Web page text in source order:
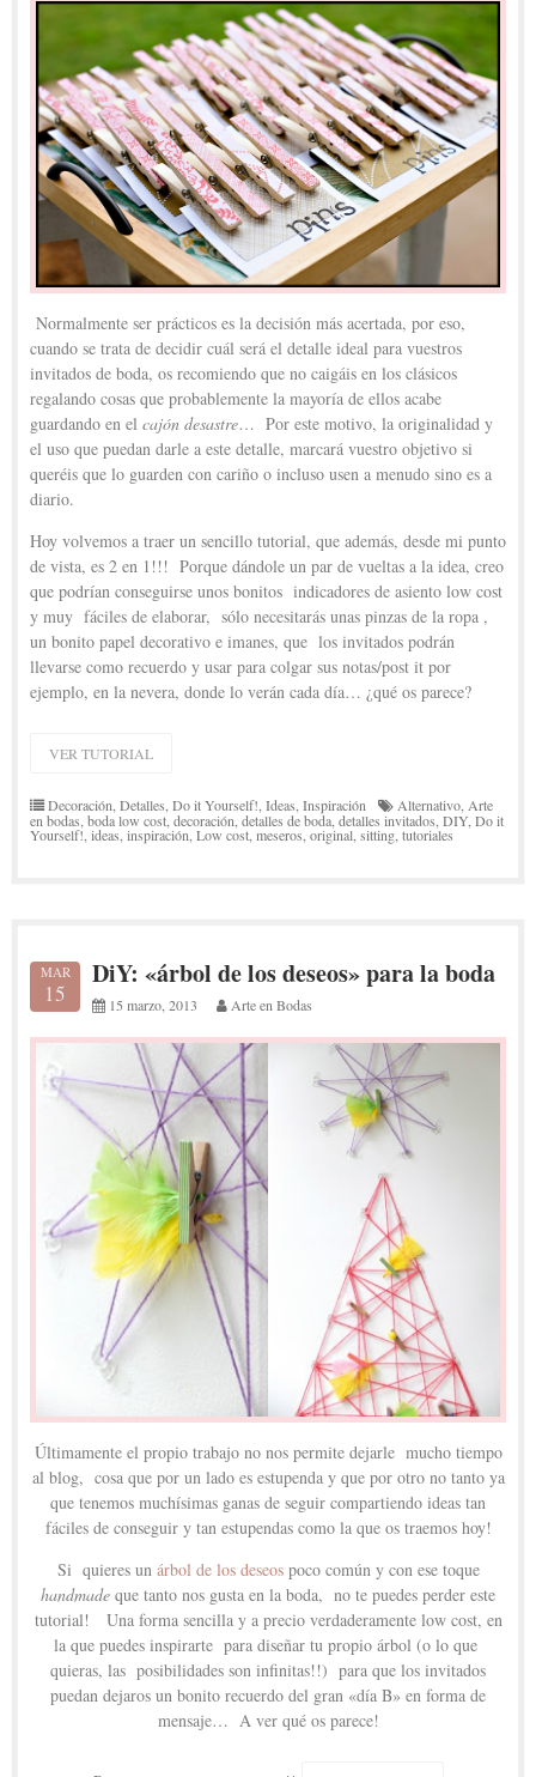
Normalmente ser prácticos es la decisión más acertada, por eso,
cuando se trata de decidir cuál será el detalle ideal para vuestros
invitados de boda, os recomiendo que no caigáis en los clásicos
regalando cosas que probablemente la mayoría de ellos acabe
guardando en el cajón desastre… Por este motivo, la originalidad y
el uso que puedan darle a este detalle, marcará vuestro objetivo si
queréis que lo guarden con cariño o incluso usen a menudo sino es a
diario.
Hoy volvemos a traer un sencillo tutorial, que además, desde mi punto
de vista, es 2 en 1!!! Porque dándole un par de vueltas a la idea, creo
que podrían conseguirse unos bonitos indicadores de asiento low cost
y muy fáciles de elaborar, sólo necesitarás unas pinzas de la ropa ,
un bonito papel decorativo e imanes, que los invitados podrán
llevarse como recuerdo y usar para colgar sus notas/post it por
ejemplo, en la nevera, donde lo verán cada día… ¿qué os parece?
VER TUTORIAL
Decoración,Detalles,Do it Yourself!,Ideas,Inspiración Alternativo,Arte
en bodas,boda low cost,decoración,detalles de boda,detalles invitados,DIY,Do it
Yourself!,ideas,inspiración,Low cost,meseros,original,sitting,tutoriales
MAR
15
DiY: «árbol de los deseos» para la boda
15 marzo, 2013 Arte en Bodas
Últimamente el propio trabajo no nos permite dejarle mucho tiempo
al blog, cosa que por un lado es estupenda y que por otro no tanto ya
que tenemos muchísimas ganas de seguir compartiendo ideas tan
fáciles de conseguir y tan estupendas como la que os traemos hoy!
Si quieres un árbol de los deseospoco común y con ese toque
handmade que tanto nos gusta en la boda, no te puedes perder este
tutorial! Una forma sencilla y a precio verdaderamente low cost, en
la que puedes inspirarte para diseñar tu propio árbol (o lo que
quieras, las posibilidades son infinitas!!) para que los invitados
puedan dejaros un bonito recuerdo del gran «día B» en forma de
mensaje… A ver qué os parece!